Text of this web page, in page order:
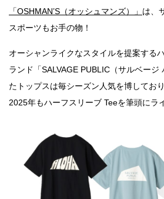
「OSHMAN’S（オッシュマンズ）」 は、
スポーツもお手の物！
オーシャンライクなスタイルを提案する
ランド「SALVAGE PUBLIC（サルベージ
たトップスは毎シーズン人気を博してお
2025年もハーフスリーブ Teeを筆頭にラ